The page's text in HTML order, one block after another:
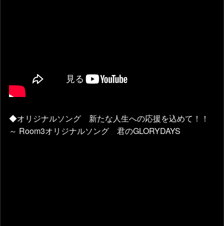
◆オリジナルソング 新たな人生への応援を込めて！！
～ Room3オリジナルソング 君のGLORYDAYS